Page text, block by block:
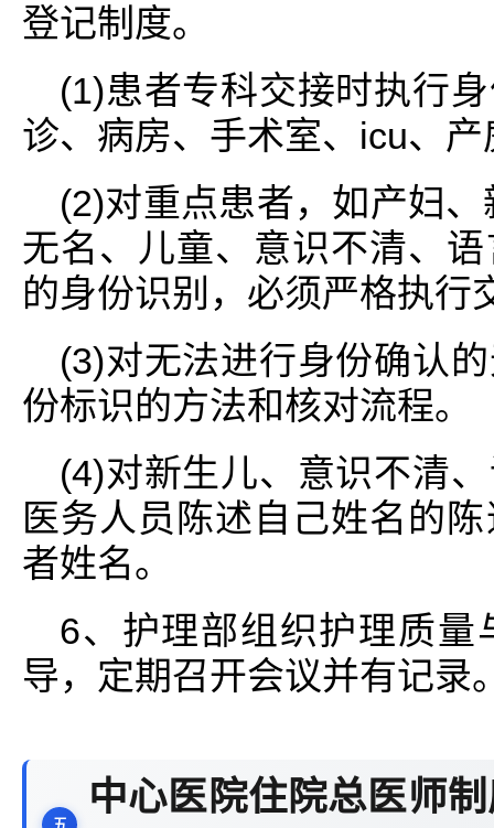
登记制度。
(1)患者专科交接时执行
诊、病房、手术室、icu、
(2)对重点患者，如产妇
无名、儿童、意识不清、
的身份识别，必须严格执行
(3)对无法进行身份确认
份标识的方法和核对流程。
(4)对新生儿、意识不清
医务人员陈述自己姓名的
者姓名。
6、护理部组织护理质量
导，定期召开会议并有记录
中心医院住院总医师